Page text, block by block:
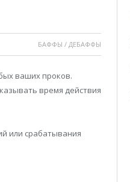
БАФФЫ / ДЕБАФФЫ
ваших проков.
время действия
или срабатывания